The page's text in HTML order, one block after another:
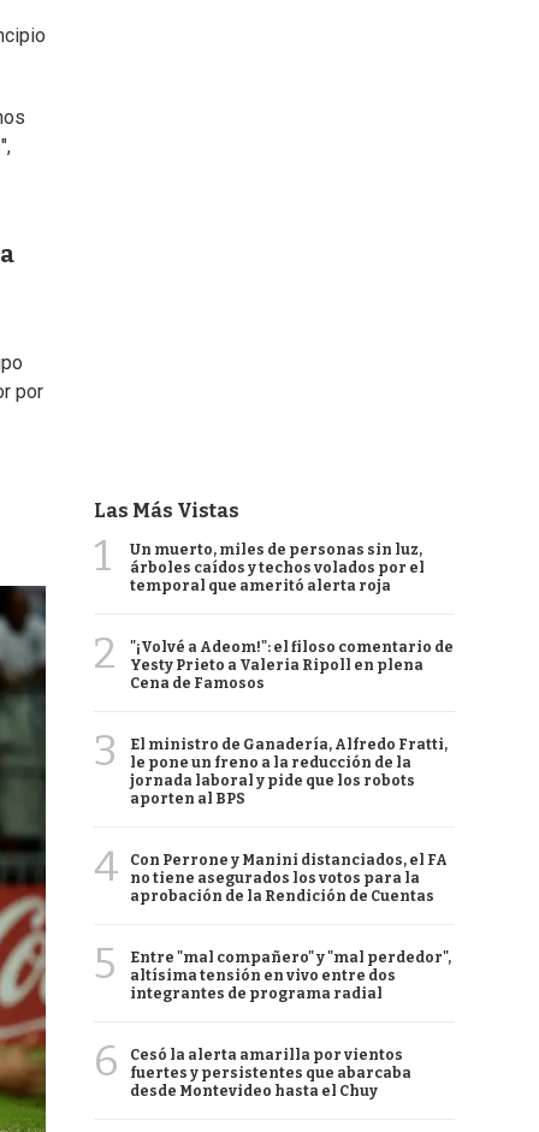
por
Las Más Vistas
1
Un muerto, miles de personas sin luz,
árboles caídos y techos volados por el
temporal que ameritó alerta roja
2
"¡Volvé a Adeom!": el filoso comentario de
Yesty Prieto a Valeria Ripoll en plena
Cena de Famosos
3
El ministro de Ganadería, Alfredo Fratti,
le pone un freno a la reducción de la
jornada laboral y pide que los robots
aporten al BPS
4
Con Perrone y Manini distanciados, el FA
no tiene asegurados los votos para la
aprobación de la Rendición de Cuentas
5
Entre "mal compañero" y "mal perdedor",
altísima tensión en vivo entre dos
integrantes de programa radial
6
Cesó la alerta amarilla por vientos
fuertes y persistentes que abarcaba
desde Montevideo hasta el Chuy